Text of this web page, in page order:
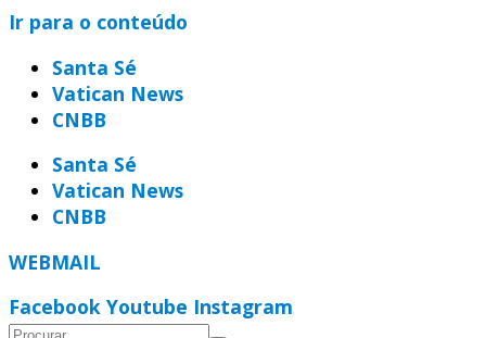
Ir para o conteúdo
Santa Sé
Vatican News
CNBB
Santa Sé
Vatican News
CNBB
WEBMAIL
Facebook Youtube Instagram